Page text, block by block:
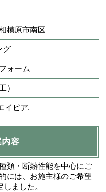
模原市南区
グ
ォーム
）
イピアJ
内容
類・断熱性能を中心にご
には、お施主様のご希望
ました。